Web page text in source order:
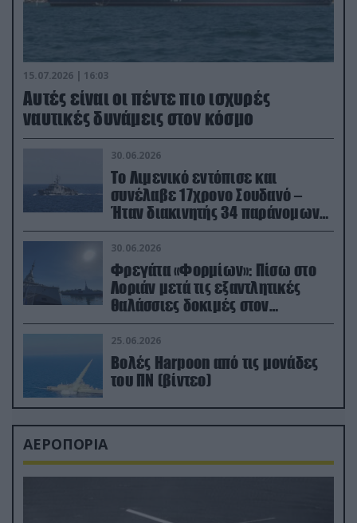
15.07.2026 | 16:03
Aυτές είναι οι πέντε πιο ισχυρές
ναυτικές δυνάμεις στον κόσμο
30.06.2026
Το Λιμενικό εντόπισε και
συνέλαβε 17χρονο Σουδανό –
Ήταν διακινητής 34 παράνομων
μεταναστών
30.06.2026
Φρεγάτα «Φορμίων»: Πίσω στο
Λοριάν μετά τις εξαντλητικές
θαλάσσιες δοκιμές στον
απαιτητικό Βισκαϊκό
25.06.2026
Βολές Harpoon από τις μονάδες
του ΠΝ (βίντεο)
ΑΕΡΟΠΟΡΙΑ